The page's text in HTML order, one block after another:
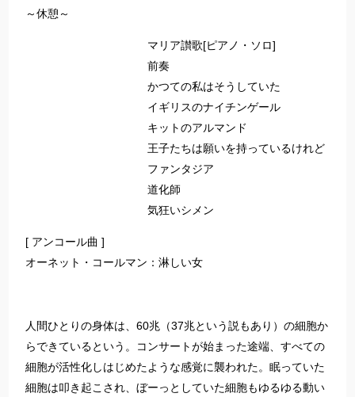
～休憩～
マリア讃歌[ピアノ・ソロ]
前奏
かつての私はそうしていた
イギリスのナイチンゲール
キットのアルマンド
王子たちは願いを持っているけれど
ファンタジア
道化師
気狂いシメン
[ アンコール曲 ]
オーネット・コールマン：淋しい女
人間ひとりの身体は、60兆（37兆という説もあり）の細胞か
らできているという。コンサートが始まった途端、すべての
細胞が活性化しはじめたような感覚に襲われた。眠っていた
細胞は叩き起こされ、ぼーっとしていた細胞もゆるゆる動い